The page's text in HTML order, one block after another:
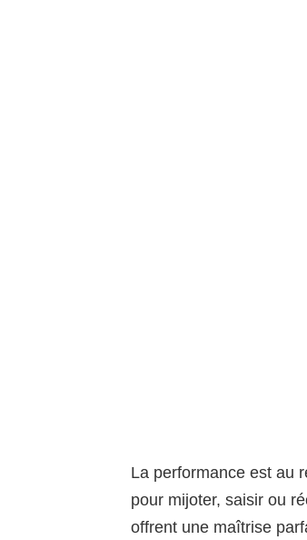
La performance est au
pour mijoter, saisir ou
offrent une maîtrise